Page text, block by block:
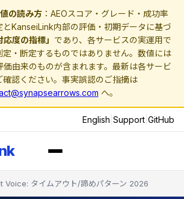
の読み方 ：AEOスコア・グレード・成功率
とKanseiLink内部の評価・初期データに基づ
度の指標」 であり、各サービスの実運用で
定・断定するものではありません。数値には
由来のものが含まれます。最新は各サービ
確認ください。事実誤認のご指摘は
へ。
English Support GitHub
Voice: タイムアウト/諦めパターン 2026